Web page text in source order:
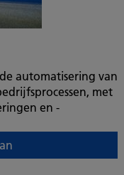
automatisering van
met
en -